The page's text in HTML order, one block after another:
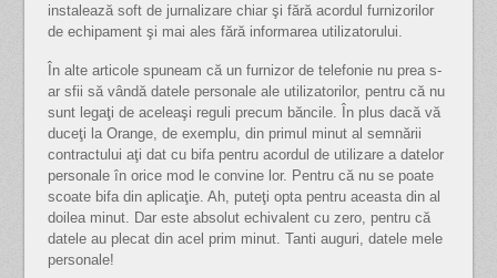
instalează soft de jurnalizare chiar şi fără acordul furnizorilor
de echipament şi mai ales fără informarea utilizatorului.
În alte articole spuneam că un furnizor de telefonie nu prea s-
ar sfii să vândă datele personale ale utilizatorilor, pentru că nu
sunt legaţi de aceleaşi reguli precum băncile. În plus dacă vă
duceţi la Orange, de exemplu, din primul minut al semnării
contractului aţi dat cu bifa pentru acordul de utilizare a datelor
personale în orice mod le convine lor. Pentru că nu se poate
scoate bifa din aplicaţie. Ah, puteţi opta pentru aceasta din al
doilea minut. Dar este absolut echivalent cu zero, pentru că
datele au plecat din acel prim minut. Tanti auguri, datele mele
personale!